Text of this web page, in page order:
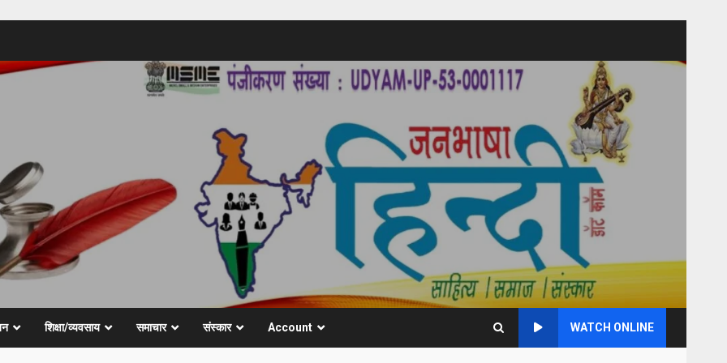
शिक्षा/व्यवसाय समाचार संस्कार Account WATCH ONLINE